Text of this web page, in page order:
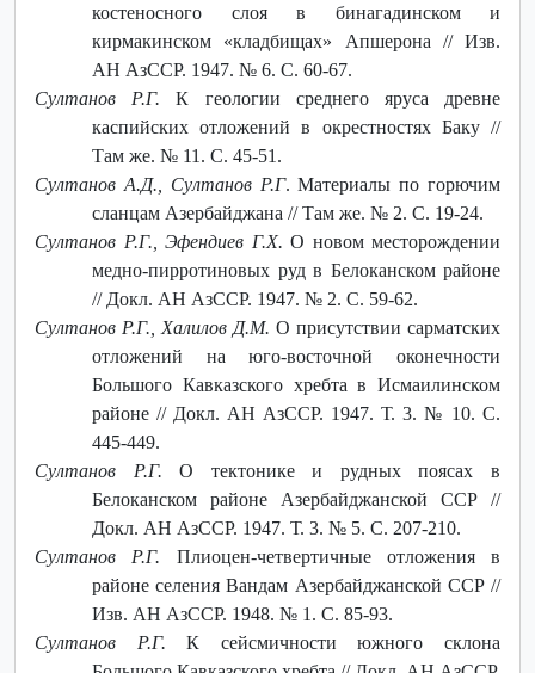
костеносного слоя в бинагадинском и
кирмакинском «кладбищах» Апшерона // Изв.
АН АзССP. 1947. № 6. С. 60-67.
Султанов Р.Г. К геологии среднего яруса древне
каспийских отложений в окрестностях Баку //
Там же. № 11. С. 45-51.
Султанов А.Д., Султанов Р.Г. Материалы по горючим
сланцам Азербайджана // Там же. № 2. С. 19-24.
Султанов Р.Г., Эфендиев Г.Х. О новом месторождении
медно-пирротиновых руд в Белоканском районе
// Докл. АН АзССР. 1947. № 2. С. 59-62.
Султанов Р.Г., Халилов Д.М. О присутствии сарматских
отложений на юго-восточной оконечности
Большого Кавказского хребта в Исмаилинском
районе // Докл. АН АзССР. 1947. Т. 3. № 10. С.
445-449.
Султанов Р.Г. О тектонике и рудных поясах в
Белоканском районе Азербайджанской ССР //
Докл. АН АзССР. 1947. Т. 3. № 5. С. 207-210.
Султанов Р.Г. Плиоцен-четвертичные отложения в
районе селения Вандам Азербайджанской ССР //
Изв. АН АзССР. 1948. № 1. С. 85-93.
Султанов Р.Г. К сейсмичности южного склона